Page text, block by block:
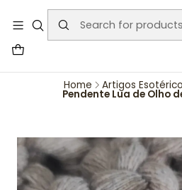
User-agent: * Allow: / Sitemap:
https://www.auraemporium.pt/
Home Artigos
Pendente Lua de Olho